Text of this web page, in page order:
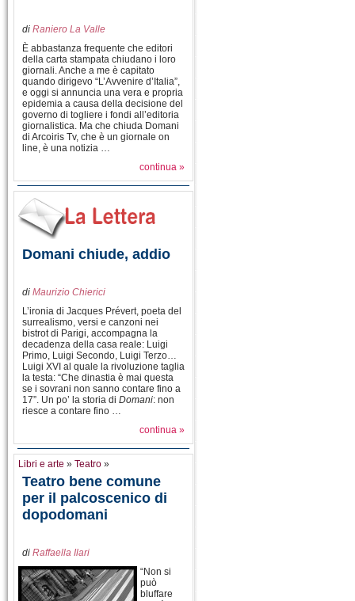
di Raniero La Valle
È abbastanza frequente che editori
della carta stampata chiudano i loro
giornali. Anche a me è capitato
quando dirigevo “L’Avvenire d’Italia”,
e oggi si annuncia una vera e propria
epidemia a causa della decisione del
governo di togliere i fondi all’editoria
giornalistica. Ma che chiuda Domani
di Arcoiris Tv, che è un giornale on
line, è una notizia …
continua »
Domani chiude, addio
di Maurizio Chierici
L’ironia di Jacques Prévert, poeta del
surrealismo, versi e canzoni nei
bistrot di Parigi, accompagna la
decadenza della casa reale: Luigi
Primo, Luigi Secondo, Luigi Terzo…
Luigi XVI al quale la rivoluzione taglia
la testa: “Che dinastia è mai questa
se i sovrani non sanno contare fino a
17”. Un po’ la storia di Domani: non
riesce a contare fino …
continua »
Libri e arte » Teatro »
Teatro bene comune
per il palcoscenico di
dopodomani
di Raffaella Ilari
“Non si
può
bluffare